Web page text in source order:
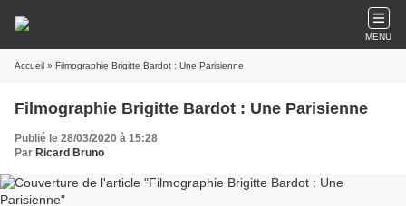
MENU
Accueil » Filmographie Brigitte Bardot : Une Parisienne
Filmographie Brigitte Bardot : Une Parisienne
Publié le 28/03/2020 à 15:28
Par Ricard Bruno